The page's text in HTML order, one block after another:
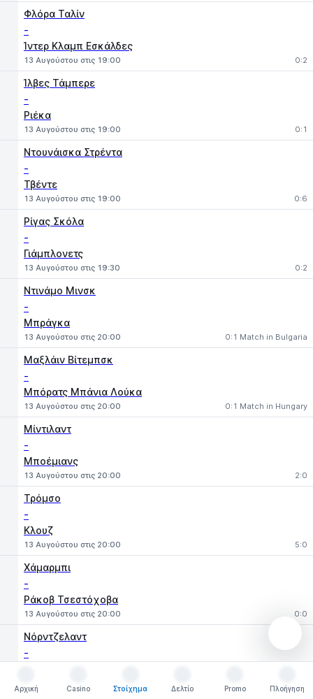
Φλόρα Ταλίν
-
Ίντερ Κλαμπ Εσκάλδες
13 Αυγούστου στις 19:00 0:2
Ίλβες Τάμπερε
-
Ριέκα
13 Αυγούστου στις 19:00 0:1
Ντουνάισκα Στρέντα
-
Τβέντε
13 Αυγούστου στις 19:00 0:6
Ρίγας Σκόλα
-
Γιάμπλονετς
13 Αυγούστου στις 19:30 0:2
Ντινάμο Μινσκ
-
Μπράγκα
13 Αυγούστου στις 20:00 0:1 Match in Bulgaria
Μαξλάιν Βίτεμπσκ
-
Μπόρατς Μπάνια Λούκα
13 Αυγούστου στις 20:00 0:1 Match in Hungary
Μίντιλαντ
-
Μποέμιανς
13 Αυγούστου στις 20:00 2:0
Τρόμσο
-
Κλουζ
13 Αυγούστου στις 20:00 5:0
Χάμαρμπι
-
Ράκοβ Τσεστόχοβα
13 Αυγούστου στις 20:00 0:0
Νόρντζελαντ
-
13 Αυγούστου στις 20:00
Αρχική
Casino
Στοίχημα
Δελτίο
Promo
Πλοήγηση